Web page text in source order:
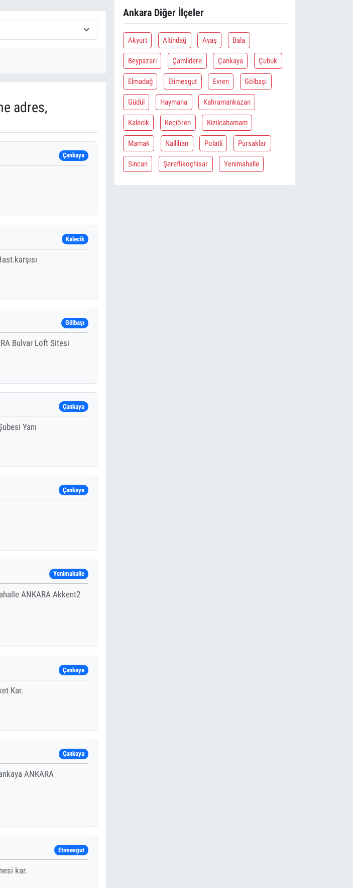
adres,
Çankaya
Kalecik
Gölbaşı
Bulvar Loft Sitesi
Çankaya
Yanı
Çankaya
Yenimahalle
ANKARA Akkent2
Çankaya
Kar.
Çankaya
ANKARA
Etimesgut
kar.
Ankara Diğer İlçeler
Akyurt Altindağ Ayaş Bala
Beypazari Çamlidere Çankaya Çubuk
Elmadağ Etimesgut Evren Gölbaşi
Güdül Haymana Kahramankazan
Kalecik Keçiören Kizilcahamam
Mamak Nallihan Polatli Pursaklar
Sincan Şereflikoçhisar Yenimahalle